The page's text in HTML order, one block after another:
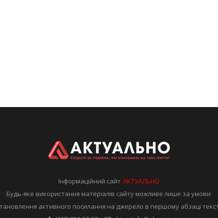
Інформаційний сайтАКТУАЛЬНО
Будь-яке використання матеріалів сайту можливе лише за умови
активного посилання на джерело в першому абзаці